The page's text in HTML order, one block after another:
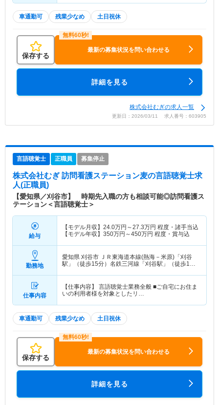
車通勤可 残業少なめ 土日祝休
保存する
最新の募集状況を問い合わせる
詳細を見る
株式会社むぎの求人一覧
更新日：2026/03/11 求人番号：603905
言語聴覚士 正職員 募集停止
株式会社むぎ 訪問看護ステーション麦の言語聴覚士求
人(正職員)
【愛知県／刈谷市】 時期先入職の方も相談可能◎訪問看護ス
テーション＜言語聴覚士＞
給与
【モデル月収】 24.0万円～27.3万円 程度・諸手当込
【モデル年収】 350万円～450万円 程度・賞与込
勤務地
愛知県 刈谷市 ＪＲ東海道本線(熱海－米原)「刈谷
駅」（徒歩15分）名鉄三河線「刈谷駅」（徒歩15
仕事内容
【仕事内容】 言語聴覚士業務全般 ■ご自宅にお住ま
いの利用者様を対象としたリ…
車通勤可 残業少なめ 土日祝休
保存する
最新の募集状況を問い合わせる
詳細を見る